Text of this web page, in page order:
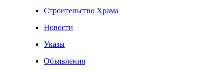
Строительство Храма
Новости
Указы
Объявления